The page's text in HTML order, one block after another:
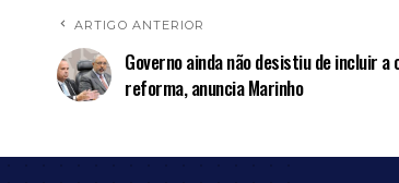
ARTIGO ANTERIOR
Governo ainda não desistiu de incluir a
reforma, anuncia Marinho